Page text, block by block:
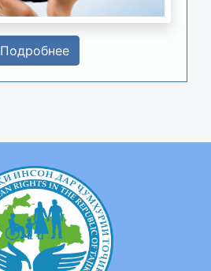
Подробнее